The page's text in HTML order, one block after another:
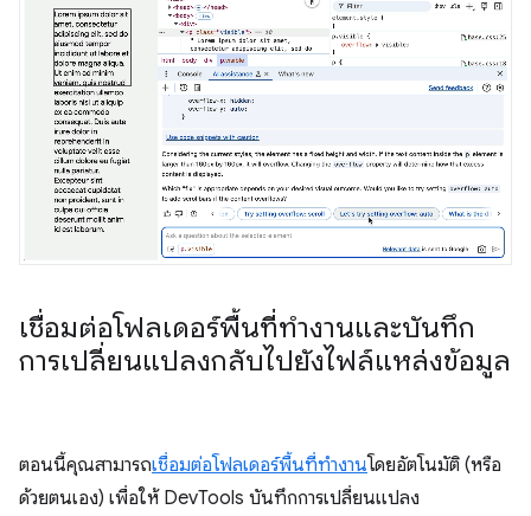
เชื่อมต่อโฟลเดอร์พื้นที่ทำงานและบันทึก
การเปลี่ยนแปลงกลับไปยังไฟล์แหล่งข้อมูล
ตอนนี้คุณสามารถเชื่อมต่อโฟลเดอร์พื้นที่ทำงานโดยอัตโนมัติ (หรือ
ด้วยตนเอง) เพื่อให้ DevTools บันทึกการเปลี่ยนแปลง